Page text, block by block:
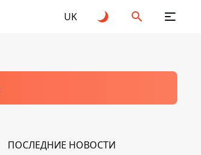
UK
ПОСЛЕДНИЕ НОВОСТИ